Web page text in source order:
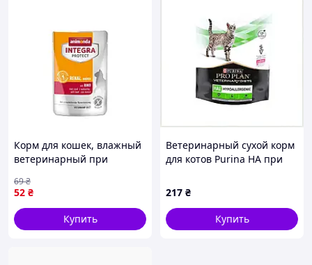
Корм для кошек, влажный
ветеринарный при
PROTECT Renal с
говядиной, 85 г
52 ₴
69₴
Купить
Ветеринарный сухой корм
для котов Purina HA при
217 ₴
Купить